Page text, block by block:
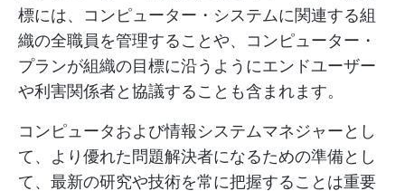
標には、コンピューター・システムに関連する組
織の全職員を管理することや、コンピューター・
プランが組織の目標に沿うようにエンドユーザー
や利害関係者と協議することも含まれます。
コンピュータおよび情報システムマネジャーとし
て、より優れた問題解決者になるための準備とし
て、最新の研究や技術を常に把握することは重要